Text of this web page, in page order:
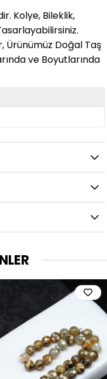
Kolye, Bileklik,
Ürünümüz Doğal Taş
ve Boyutlarında